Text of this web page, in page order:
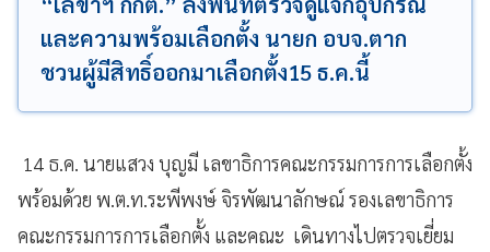
และความพร้อมเลือกตั้ง นายก อบจ.ตาก
ชวนผู้มีสิทธิ์ออกมาเลือกตั้ง15 ธ.ค.นี้
14 ธ.ค. นายแสวง บุญมี เลขาธิการคณะกรรมการการเลือกตั้ง
พร้อมด้วย พ.ต.ท.ระพีพงษ์ จิรพัฒนาลักษณ์ รองเลขาธิการ
คณะกรรมการการเลือกตั้ง และคณะ เดินทางไปตรวจเยี่ยม